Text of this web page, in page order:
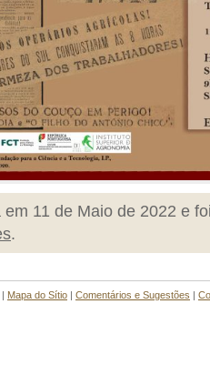
11 de Maio de 2022 e
.
Mapa do Sítio | Comentários e Sugestões |